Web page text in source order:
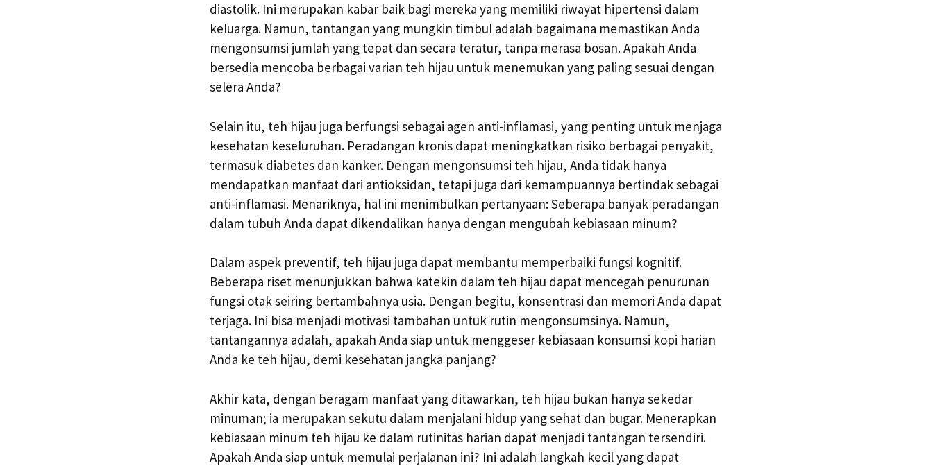
diastolik. Ini merupakan kabar baik bagi mereka yang memiliki riwayat hipertensi dalam
keluarga. Namun, tantangan yang mungkin timbul adalah bagaimana memastikan Anda
mengonsumsi jumlah yang tepat dan secara teratur, tanpa merasa bosan. Apakah Anda
bersedia mencoba berbagai varian teh hijau untuk menemukan yang paling sesuai dengan
selera Anda?
Selain itu, teh hijau juga berfungsi sebagai agen anti-inflamasi, yang penting untuk menjaga
kesehatan keseluruhan. Peradangan kronis dapat meningkatkan risiko berbagai penyakit,
termasuk diabetes dan kanker. Dengan mengonsumsi teh hijau, Anda tidak hanya
mendapatkan manfaat dari antioksidan, tetapi juga dari kemampuannya bertindak sebagai
anti-inflamasi. Menariknya, hal ini menimbulkan pertanyaan: Seberapa banyak peradangan
dalam tubuh Anda dapat dikendalikan hanya dengan mengubah kebiasaan minum?
Dalam aspek preventif, teh hijau juga dapat membantu memperbaiki fungsi kognitif.
Beberapa riset menunjukkan bahwa katekin dalam teh hijau dapat mencegah penurunan
fungsi otak seiring bertambahnya usia. Dengan begitu, konsentrasi dan memori Anda dapat
terjaga. Ini bisa menjadi motivasi tambahan untuk rutin mengonsumsinya. Namun,
tantangannya adalah, apakah Anda siap untuk menggeser kebiasaan konsumsi kopi harian
Anda ke teh hijau, demi kesehatan jangka panjang?
Akhir kata, dengan beragam manfaat yang ditawarkan, teh hijau bukan hanya sekedar
minuman; ia merupakan sekutu dalam menjalani hidup yang sehat dan bugar. Menerapkan
kebiasaan minum teh hijau ke dalam rutinitas harian dapat menjadi tantangan tersendiri.
Apakah Anda siap untuk memulai perjalanan ini? Ini adalah langkah kecil yang dapat